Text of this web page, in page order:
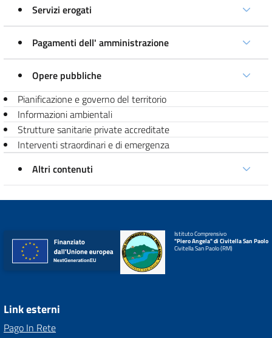
Servizi erogati
Pagamenti dell' amministrazione
Opere pubbliche
Pianificazione e governo del territorio
Informazioni ambientali
Strutture sanitarie private accreditate
Interventi straordinari e di emergenza
Altri contenuti
Istituto Comprensivo
"Piero Angela" di Civitella San Paolo
Civitella San Paolo (RM)
Link esterni
Pago In Rete